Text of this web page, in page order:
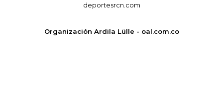
deportesrcn.com
Organización Ardila Lülle - oal.com.co